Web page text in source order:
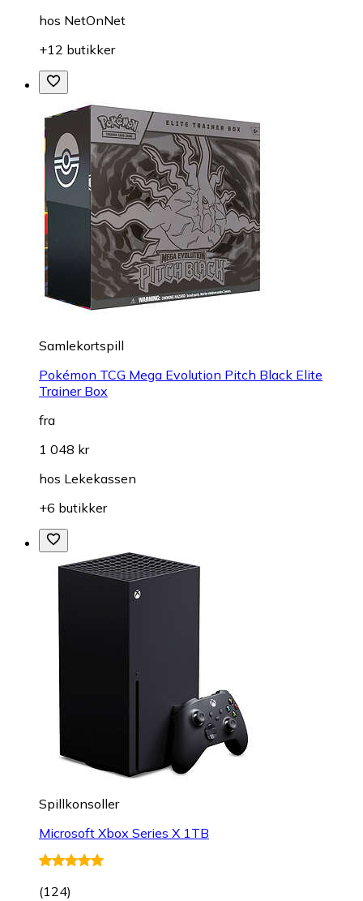
hos NetOnNet
+12 butikker
Samlekortspill
Pokémon TCG Mega Evolution Pitch Black Elite
Trainer Box
fra
1 048 kr
hos Lekekassen
+6 butikker
Spillkonsoller
Microsoft Xbox Series X 1TB
(124)